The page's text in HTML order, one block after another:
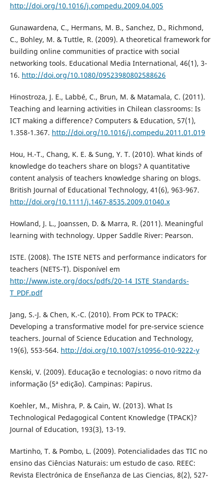
http://doi.org/10.1016/j.compedu.2009.04.005
Gunawardena, C., Hermans, M. B., Sanchez, D., Richmond,
C., Bohley, M. & Tuttle, R. (2009). A theoretical framework for
building online communities of practice with social
networking tools. Educational Media International, 46(1), 3-
16. http://doi.org/10.1080/09523980802588626
Hinostroza, J. E., Labbé, C., Brun, M. & Matamala, C. (2011).
Teaching and learning activities in Chilean classrooms: Is
ICT making a difference? Computers & Education, 57(1),
1.358-1.367. http://doi.org/10.1016/j.compedu.2011.01.019
Hou, H.-T., Chang, K. E. & Sung, Y. T. (2010). What kinds of
knowledge do teachers share on blogs? A quantitative
content analysis of teachers knowledge sharing on blogs.
British Journal of Educational Technology, 41(6), 963-967.
http://doi.org/10.1111/j.1467-8535.2009.01040.x
Howland, J. L., Joanssen, D. & Marra, R. (2011). Meaningful
learning with technology. Upper Saddle River: Pearson.
ISTE. (2008). The ISTE NETS and performance indicators for
teachers (NETS-T). Disponí­vel em
http://www.iste.org/docs/pdfs/20-14_ISTE_Standards-
T_PDF.pdf
Jang, S.-J. & Chen, K.-C. (2010). From PCK to TPACK:
Developing a transformative model for pre-service science
teachers. Journal of Science Education and Technology,
19(6), 553-564. http://doi.org/10.1007/s10956-010-9222-y
Kenski, V. (2009). Educação e tecnologias: o novo ritmo da
informação (5ª edição). Campinas: Papirus.
Koehler, M., Mishra, P. & Cain, W. (2013). What Is
Technological Pedagogical Content Knowledge (TPACK)?
Journal of Education, 193(3), 13-19.
Martinho, T. & Pombo, L. (2009). Potencialidades das TIC no
ensino das Ciências Naturais: um estudo de caso. REEC:
Revista Electrónica de Enseñanza de Las Ciencias, 8(2), 527-